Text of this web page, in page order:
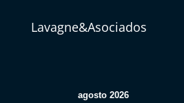
Lavagne&Asociados
agosto 2026